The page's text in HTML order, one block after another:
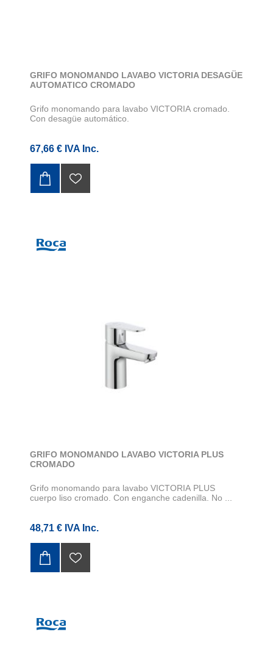
GRIFO MONOMANDO LAVABO VICTORIA DESAGÜE
AUTOMATICO CROMADO
Grifo monomando para lavabo VICTORIA cromado.
Con desagüe automático.
67,66 € IVA Inc.
GRIFO MONOMANDO LAVABO VICTORIA PLUS
CROMADO
Grifo monomando para lavabo VICTORIA PLUS
cuerpo liso cromado. Con enganche cadenilla. No ...
48,71 € IVA Inc.